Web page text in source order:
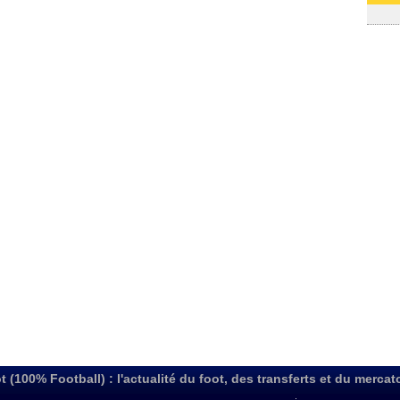
(100% Football) : l'actualité du foot, des transferts et du